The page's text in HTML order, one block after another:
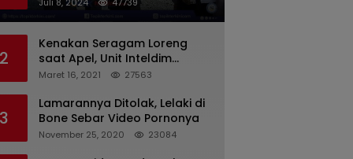
2
Kenakan Seragam Loreng
saat Apel, Unit Inteldim
1426/Takalar Datangi
Maret 16, 2021 27563
3
Lamarannya Ditolak, Lelaki di
Bone Sebar Video Pornonya
November 25, 2020 23084